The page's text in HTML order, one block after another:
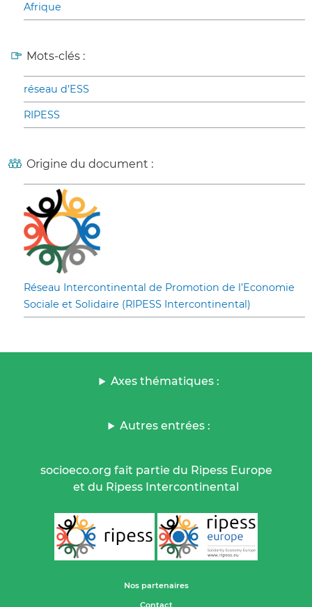
Afrique
Mots-clés :
réseau d’ESS
RIPESS
Origine du document :
Réseau Intercontinental de Promotion de l’Economie
Sociale et Solidaire (RIPESS Intercontinental)
Axes thématiques :
Autres entrées :
socioeco.org fait partie du Ripess Europe
et du Ripess Intercontinental
Nos partenaires